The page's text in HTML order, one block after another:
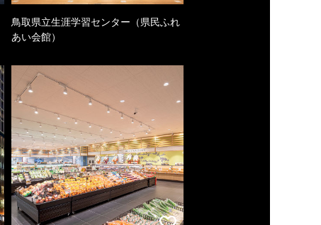
鳥取県立生涯学習センター（県民ふれ
あい会館）